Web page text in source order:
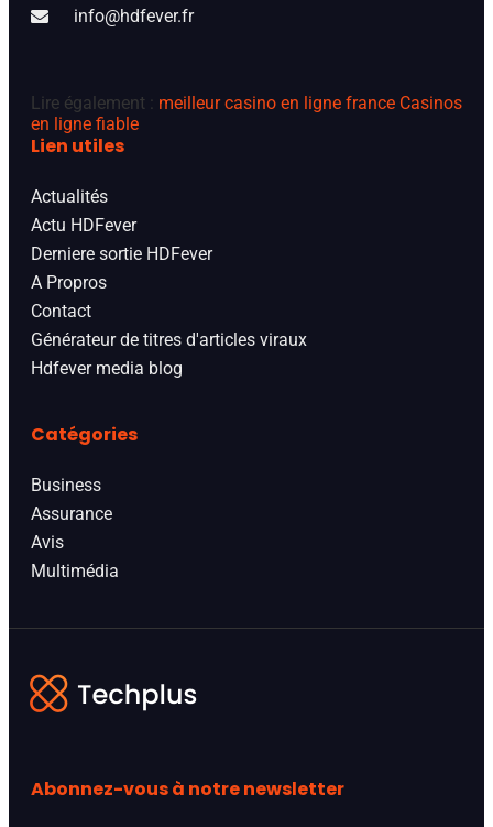
info@hdfever.fr
Lire également : meilleur casino en ligne france Casinos
en ligne fiable
Lien utiles
Actualités
Actu HDFever
Derniere sortie HDFever
A Propros
Contact
Générateur de titres d'articles viraux
Hdfever media blog
Catégories
Business
Assurance
Avis
Multimédia
Abonnez-vous à notre newsletter